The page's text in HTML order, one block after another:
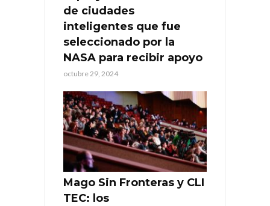
de ciudades
inteligentes que fue
seleccionado por la
NASA para recibir apoyo
octubre 29, 2024
Mago Sin Fronteras y CLI
TEC: los